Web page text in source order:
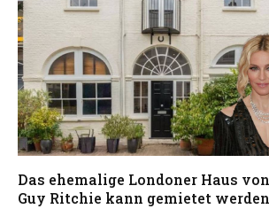
Das ehemalige Londoner Haus
Guy Ritchie kann gemietet werden